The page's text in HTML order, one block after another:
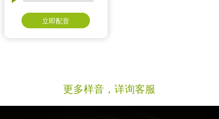
立即配音
更多样音，详询客服